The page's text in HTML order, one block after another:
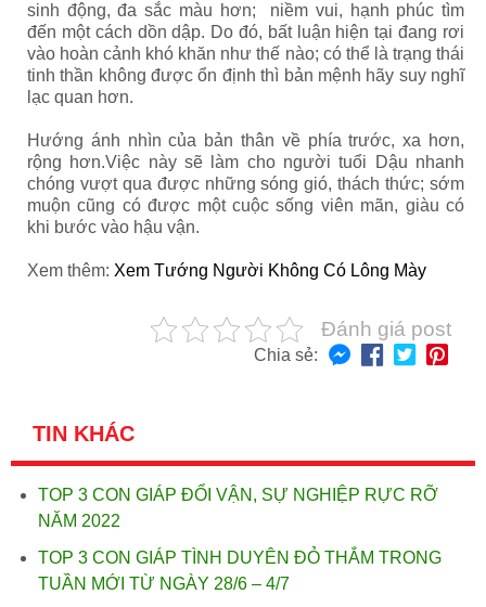
sinh động, đa sắc màu hơn; niềm vui, hạnh phúc tìm
đến một cách dồn dập. Do đó, bất luận hiện tại đang rơi
vào hoàn cảnh khó khăn như thế nào; có thể là trạng thái
tinh thần không được ổn định thì bản mệnh hãy suy nghĩ
lạc quan hơn.
Hướng ánh nhìn của bản thân về phía trước, xa hơn,
rộng hơn.Việc này sẽ làm cho người tuổi Dậu nhanh
chóng vượt qua được những sóng gió, thách thức; sớm
muộn cũng có được một cuộc sống viên mãn, giàu có
khi bước vào hậu vận.
Xem thêm: Xem Tướng Người Không Có Lông Mày
Đánh giá post
Chia sẻ:
TIN KHÁC
TOP 3 CON GIÁP ĐỔI VẬN, SỰ NGHIỆP RỰC RỠ
NĂM 2022
TOP 3 CON GIÁP TÌNH DUYÊN ĐỎ THẮM TRONG
TUẦN MỚI TỪ NGÀY 28/6 – 4/7